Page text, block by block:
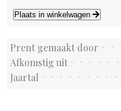
Plaats in winkelwagen
Prent gemaakt door
Afkomstig uit
Jaartal